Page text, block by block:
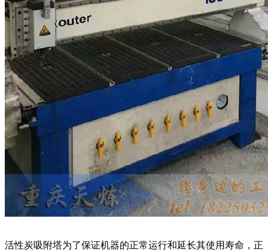
活性炭吸附塔为了保证机器的正常运行和延长其使用寿命，正